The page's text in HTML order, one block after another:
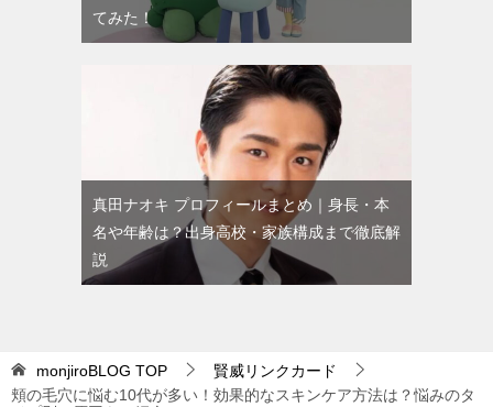
てみた！
真田ナオキ プロフィールまとめ｜身長・本
名や年齢は？出身高校・家族構成まで徹底解
説
monjiroBLOG TOP
賢威リンクカード
頬の毛穴に悩む10代が多い！効果的なスキンケア方法は？悩みのタ